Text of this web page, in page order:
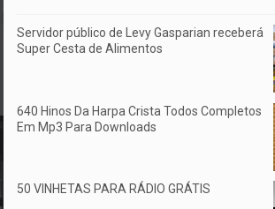
Servidor público de Levy Gasparian receberá
Super Cesta de Alimentos
640 Hinos Da Harpa Crista Todos Completos
Em Mp3 Para Downloads
50 VINHETAS PARA RÁDIO GRÁTIS